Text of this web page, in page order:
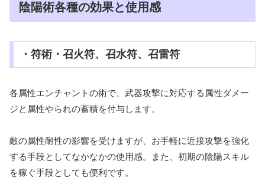
陰陽術各種の効果と使用感
・符術・召火符、召水符、召雷符
各属性エンチャントの術で、武器攻撃に対応する属性ダメー
ジと属性やられの蓄積を付与します。
敵の属性耐性の影響を受けますが、お手軽に近接攻撃を強化
する手段としてなかなかの使用感。また、初期の陰陽スキル
を稼ぐ手段としても便利です。